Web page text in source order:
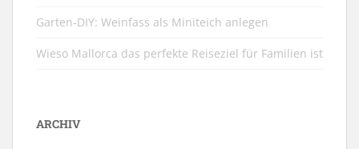
Garten-DIY: Weinfass als Miniteich anlegen
Wieso Mallorca das perfekte Reiseziel für Familien ist
ARCHIV